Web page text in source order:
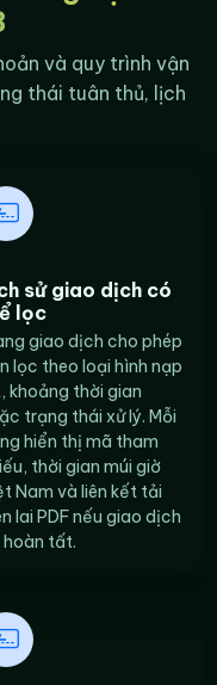
và quy trình vận
thái tuân thủ, lịch
sử giao dịch có
lọc
giao dịch cho phép
lọc theo loại hình nạp
khoảng thời gian
trạng thái xử lý. Mỗi
hiển thị mã tham
thời gian múi giờ
Nam và liên kết tải
lai PDF nếu giao dịch
hoàn tất.